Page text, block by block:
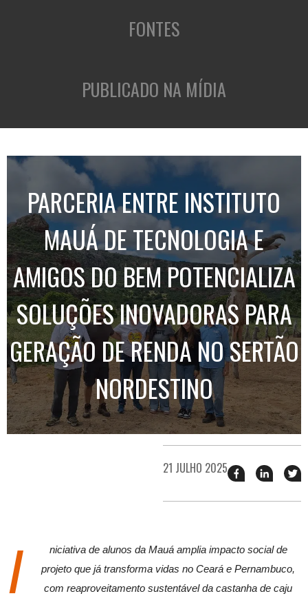
FONTES
PUBLICADO NA MÍDIA
PARCERIA ENTRE INSTITUTO
MAUÁ DE TECNOLOGIA E
AMIGOS DO BEM POTENCIALIZA
SOLUÇÕES INOVADORAS PARA
GERAÇÃO DE RENDA NO SERTÃO
NORDESTINO
21 JULHO 2025 Compartilhar
esse
no
esse
no
I
niciativa de alunos da Mauá amplia impacto social de
projeto que já transforma vidas no Ceará e Pernambuco,
com reaproveitamento sustentável da castanha de caju